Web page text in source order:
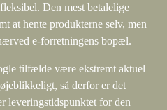
Den mest betalelige
at hente produkterne selv, men
e-forretningens bopæl.
tilfælde være ekstremt aktuel
så derfor er det
leveringstidspunktet for den